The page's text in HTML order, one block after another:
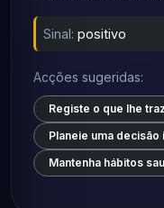
Sinal: positivo
Acções sugeridas:
Registe o que lhe
Planeie uma
Mantenha hábitos